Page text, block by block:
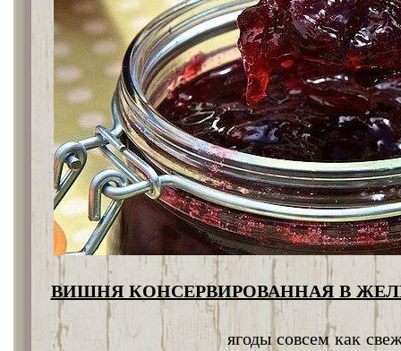
ВИШНЯ КОНСЕРВИРОВАННАЯ В
ягоды совсем как